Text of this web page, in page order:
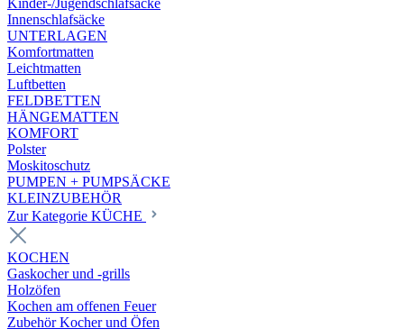
Kinder-/Jugendschlafsäcke
Innenschlafsäcke
UNTERLAGEN
Komfortmatten
Leichtmatten
Luftbetten
FELDBETTEN
HÄNGEMATTEN
KOMFORT
Polster
Moskitoschutz
PUMPEN + PUMPSÄCKE
KLEINZUBEHÖR
Zur Kategorie KÜCHE
KOCHEN
Gaskocher und -grills
Holzöfen
Kochen am offenen Feuer
Zubehör Kocher und Öfen